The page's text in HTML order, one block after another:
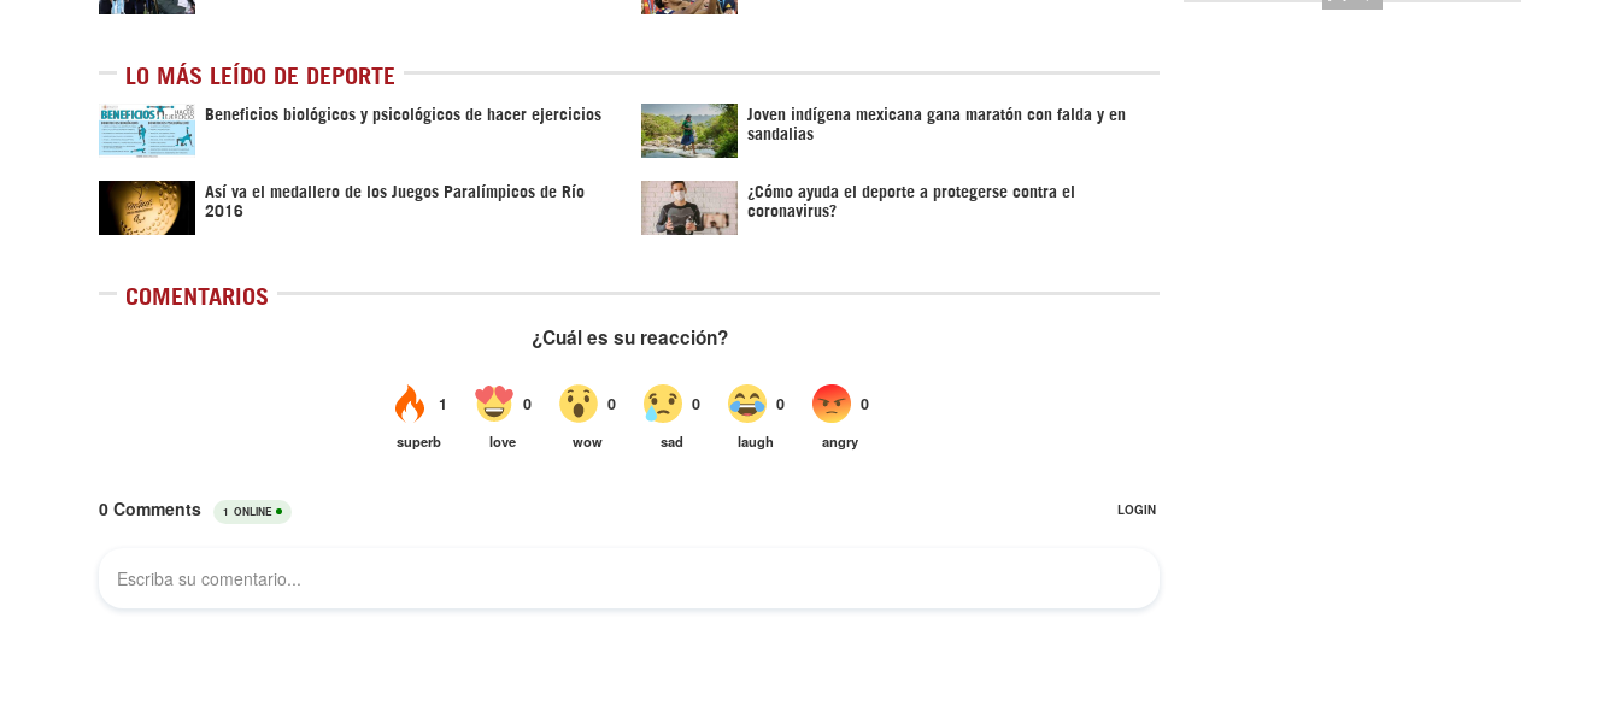
LO MÁS LEÍDO DE DEPORTE
Beneficios biológicos y psicológicos de hacer ejercicios Joven indígena mexicana gana maratón con falda y en
sandalias
Así va el medallero de los Juegos Paralímpicos de Río
2016
¿Cómo ayuda el deporte a protegerse contra el
coronavirus?
COMENTARIOS